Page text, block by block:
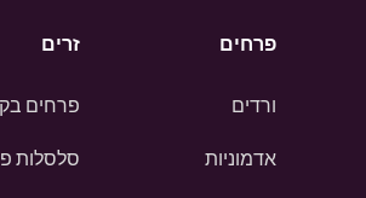
פרחים
ורדים
אדמוניות
זרים
פרחים
סלסלות